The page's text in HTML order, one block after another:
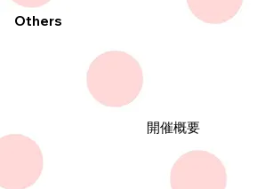
Others
​開催概要